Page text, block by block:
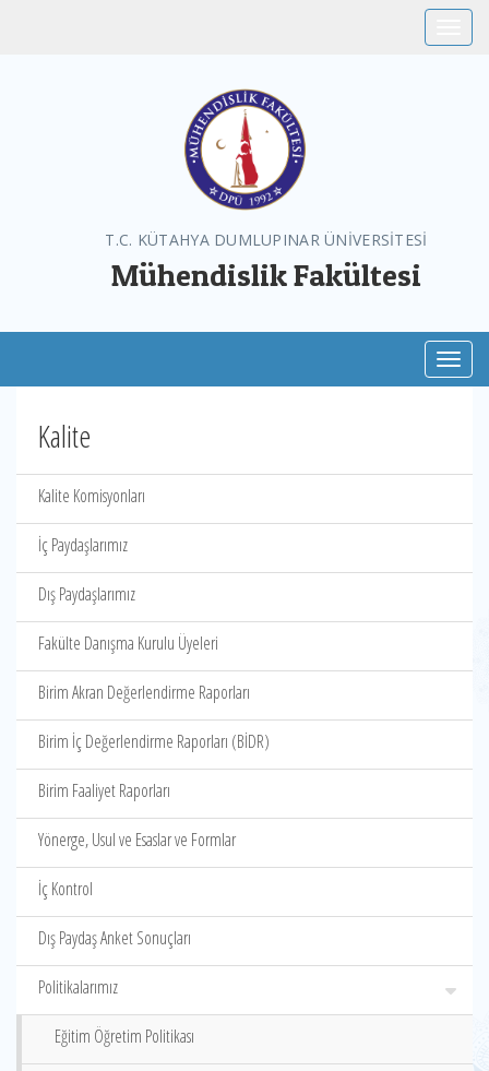
T.C. KÜTAHYA DUMLUPINAR ÜNİVERSİTESİ
Mühendislik Fakültesi
Kalite
Kalite Komisyonları
İç Paydaşlarımız
Dış Paydaşlarımız
Fakülte Danışma Kurulu Üyeleri
Birim Akran Değerlendirme Raporları
Birim İç Değerlendirme Raporları (BİDR)
Birim Faaliyet Raporları
Yönerge, Usul ve Esaslar ve Formlar
İç Kontrol
Dış Paydaş Anket Sonuçları
Politikalarımız
Eğitim Öğretim Politikası